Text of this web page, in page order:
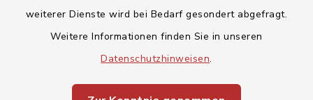
weiterer Dienste wird bei Bedarf gesondert abgefragt.
Weitere Informationen finden Sie in unseren
Datenschutzhinweisen.
Datenschutz
Impressum
Sitemap